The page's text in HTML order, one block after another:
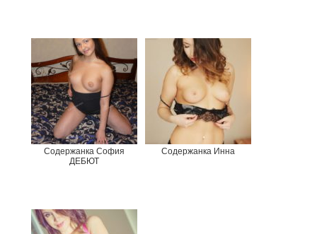
Содержанка София
ДЕБЮТ
Содержанка Инна